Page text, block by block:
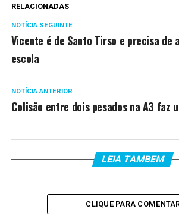
RELACIONADAS
NOTÍCIA SEGUINTE
Vicente é de Santo Tirso e precisa de
escola
NOTÍCIA ANTERIOR
Colisão entre dois pesados na A3 faz
LEIA TAMBEM
CLIQUE PARA